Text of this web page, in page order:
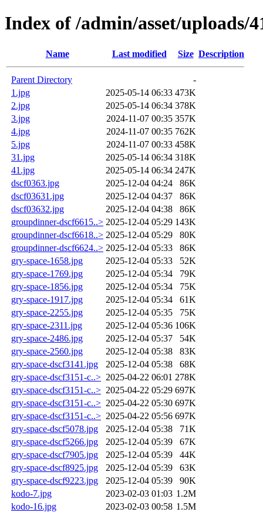
Index of /admin/asset/uploads/
Name Last modified Size Description
Parent Directory
-
1.jpg
2025-05-14 06:33 473K
2.jpg
2025-05-14 06:34 378K
3.jpg
2024-11-07 00:35 357K
4.jpg
2024-11-07 00:35 762K
5.jpg
2024-11-07 00:33 458K
31.jpg
2025-05-14 06:34 318K
41.jpg
2025-05-14 06:34 247K
dscf0363.jpg
2025-12-04 04:24
86K
dscf03631.jpg
2025-12-04 04:37
86K
dscf03632.jpg
2025-12-04 04:38
86K
groupdinner-dscf6615..> 2025-12-04 05:29 143K
groupdinner-dscf6618..> 2025-12-04 05:29
80K
groupdinner-dscf6624..> 2025-12-04 05:33
86K
gry-space-1658.jpg
2025-12-04 05:33
52K
gry-space-1769.jpg
2025-12-04 05:34
79K
gry-space-1856.jpg
2025-12-04 05:34
75K
gry-space-1917.jpg
2025-12-04 05:34
61K
gry-space-2255.jpg
2025-12-04 05:35
75K
gry-space-2311.jpg
2025-12-04 05:36 106K
gry-space-2486.jpg
2025-12-04 05:37
54K
gry-space-2560.jpg
2025-12-04 05:38
83K
gry-space-dscf3141.jpg
2025-12-04 05:38
68K
gry-space-dscf3151-c..> 2025-04-22 06:01 278K
gry-space-dscf3151-c..> 2025-04-22 05:29 697K
gry-space-dscf3151-c..> 2025-04-22 05:30 697K
gry-space-dscf3151-c..> 2025-04-22 05:56 697K
gry-space-dscf5078.jpg
2025-12-04 05:38
71K
gry-space-dscf5266.jpg
2025-12-04 05:39
67K
gry-space-dscf7905.jpg
2025-12-04 05:39
44K
gry-space-dscf8925.jpg
2025-12-04 05:39
63K
gry-space-dscf9223.jpg
2025-12-04 05:39
90K
kodo-7.jpg
2023-02-03 01:03 1.2M
kodo-16.jpg
2023-02-03 00:58 1.5M